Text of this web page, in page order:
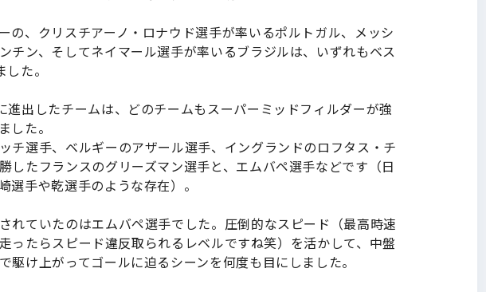
の、クリスチアーノ・ロナウド選手が率いるポルトガル、メッシ
チン、そしてネイマール選手が率いるブラジルは、いずれもベス
た。
進出したチームは、どのチームもスーパーミッドフィルダーが強
した。
チ選手、ベルギーのアザール選手、イングランドのロフタス・チ
したフランスのグリーズマン選手と、エムバペ選手などです（日
選手や乾選手のような存在）。
れていたのはエムバペ選手でした。圧倒的なスピード（最高時速
たらスピード違反取られるレベルですね笑）を活かして、中盤
駆け上がってゴールに迫るシーンを何度も目にしました。